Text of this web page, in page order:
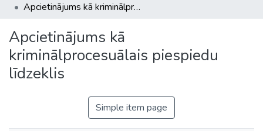
Apcietinājums kā kriminālprocesuālais piespiedu līdzeklis
Apcietinājums kā
kriminālprocesuālais piespiedu
līdzeklis
Simple item page